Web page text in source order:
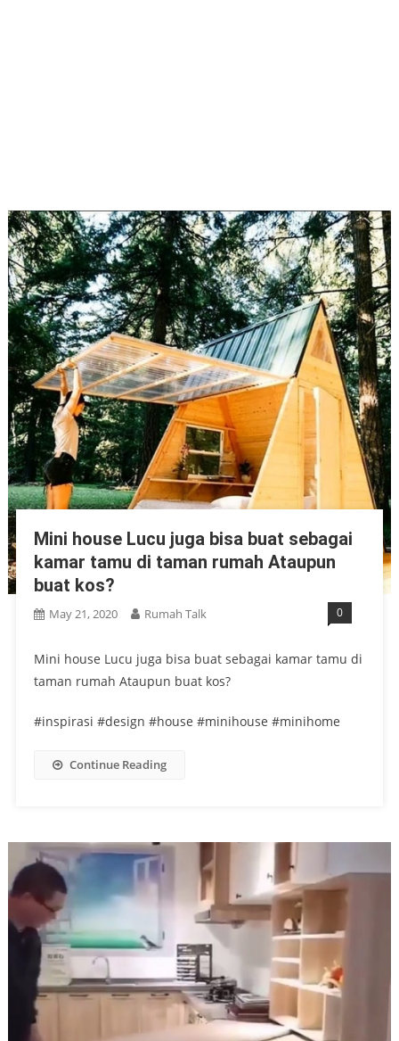
Mini house Lucu juga bisa buat sebagai
kamar tamu di taman rumah Ataupun
buat kos?
May 21, 2020 Rumah Talk 0
Mini house Lucu juga bisa buat sebagai kamar tamu di
taman rumah Ataupun buat kos?
#inspirasi #design #house #minihouse #minihome
Continue Reading